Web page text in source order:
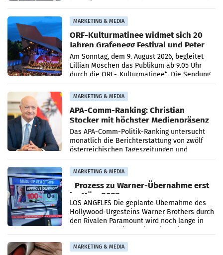
MARKETING & MEDIA
ORF-Kulturmatinee widmet sich 20
Jahren Grafenegg Festival und Peter
Simonischek
Am Sonntag, dem 9. August 2026, begleitet
Lillian Moschen das Publikum ab 9.05 Uhr
durch die ORF-„Kulturmatinee“. Die Sendung
startet mit der Dokumentation „20 Jahre
Grafenegg
MARKETING & MEDIA
APA-Comm-Ranking: Christian
Stocker mit höchster Medienpräsenz
im Juli
Das APA-Comm-Politik-Ranking untersucht
monatlich die Berichterstattung von zwölf
österreichischen Tageszeitungen und
analysiert, welche Politikerinnen und
Politiker Österreichs die
MARKETING & MEDIA
Prozess zu Warner-Übernahme erst
im März 2027
LOS ANGELES Die geplante Übernahme des
Hollywood-Urgesteins Warner Brothers durch
den Rivalen Paramount wird noch lange in
MARKETING & MEDIA